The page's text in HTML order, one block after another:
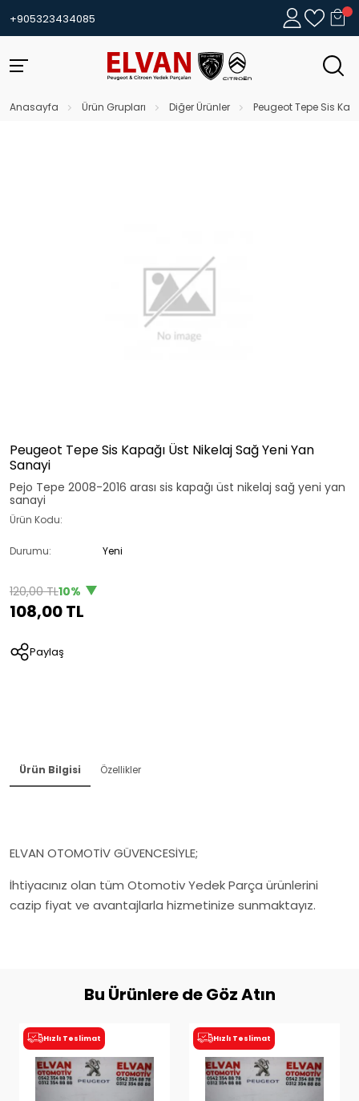
+905323434085
Anasayfa Ürün Grupları Diğer Ürünler Peugeot Tepe Sis
Peugeot Tepe Sis Kapağı Üst Nikelaj Sağ Yeni Yan
Sanayi
Pejo Tepe 2008-2016 arası sis kapağı üst nikelaj sağ yeni yan
sanayi
Ürün Kodu:
Durumu: Yeni
120,00 TL10%
108,00 TL
Paylaş
Ürün Bilgisi Özellikler
ELVAN OTOMOTİV GÜVENCESİYLE;
İhtiyacınız olan tüm Otomotiv Yedek Parça ürünlerini
cazip fiyat ve avantajlarla hizmetinize sunmaktayız.
Bu Ürünlere de Göz Atın
Hızlı Teslimat Hızlı Teslimat